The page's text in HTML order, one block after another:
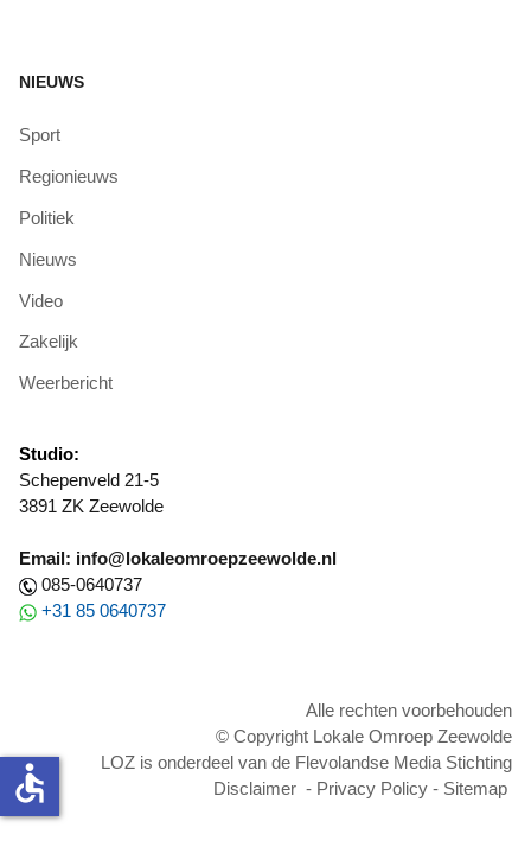
NIEUWS
Sport
Regionieuws
Politiek
Nieuws
Video
Zakelijk
Weerbericht
Studio:
Schepenveld 21-5
3891 ZK Zeewolde
Email: info@lokaleomroepzeewolde.nl
085-0640737
+31 85 0640737
Alle rechten voorbehouden
© Copyright Lokale Omroep Zeewolde
LOZ is onderdeel van de Flevolandse Media Stichting
Disclaimer - Privacy Policy - Sitemap
accessible